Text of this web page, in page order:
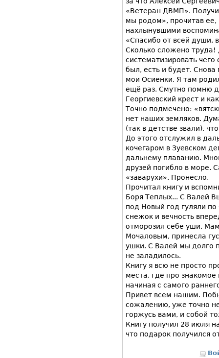
«Ветеран ДВМП».
мы родом», прочитав ее,
нахлынувшими
«Спасибо от всей души,
Сколько сложено
систематизировать чего
был, есть и будет. Снова
мои Осиенки. Я там
ещё раз. Смутно помню
Георгиевский крест и
Точно подмечено:
нет наших земляков.
(так в детстве звали),
До этого отслужил в
кочегаром в Зуевском
дальнему плаванию.
друзей погибло в море.
«заварухи». Пронесло.
Прочитал книгу и
Боря Теплых... С Валей
под Новый год гуляли
снежок и вечность
отморозил себе уши.
Мочаловым, принесла
ушки. С Валей мы долго
не заладилось.
Книгу я всю не просто
места, где про
начиная с самого
Привет всем нашим.
сожалению, уже точно
горжусь вами, и собой
Книгу получил 28 июля
что подарок получился